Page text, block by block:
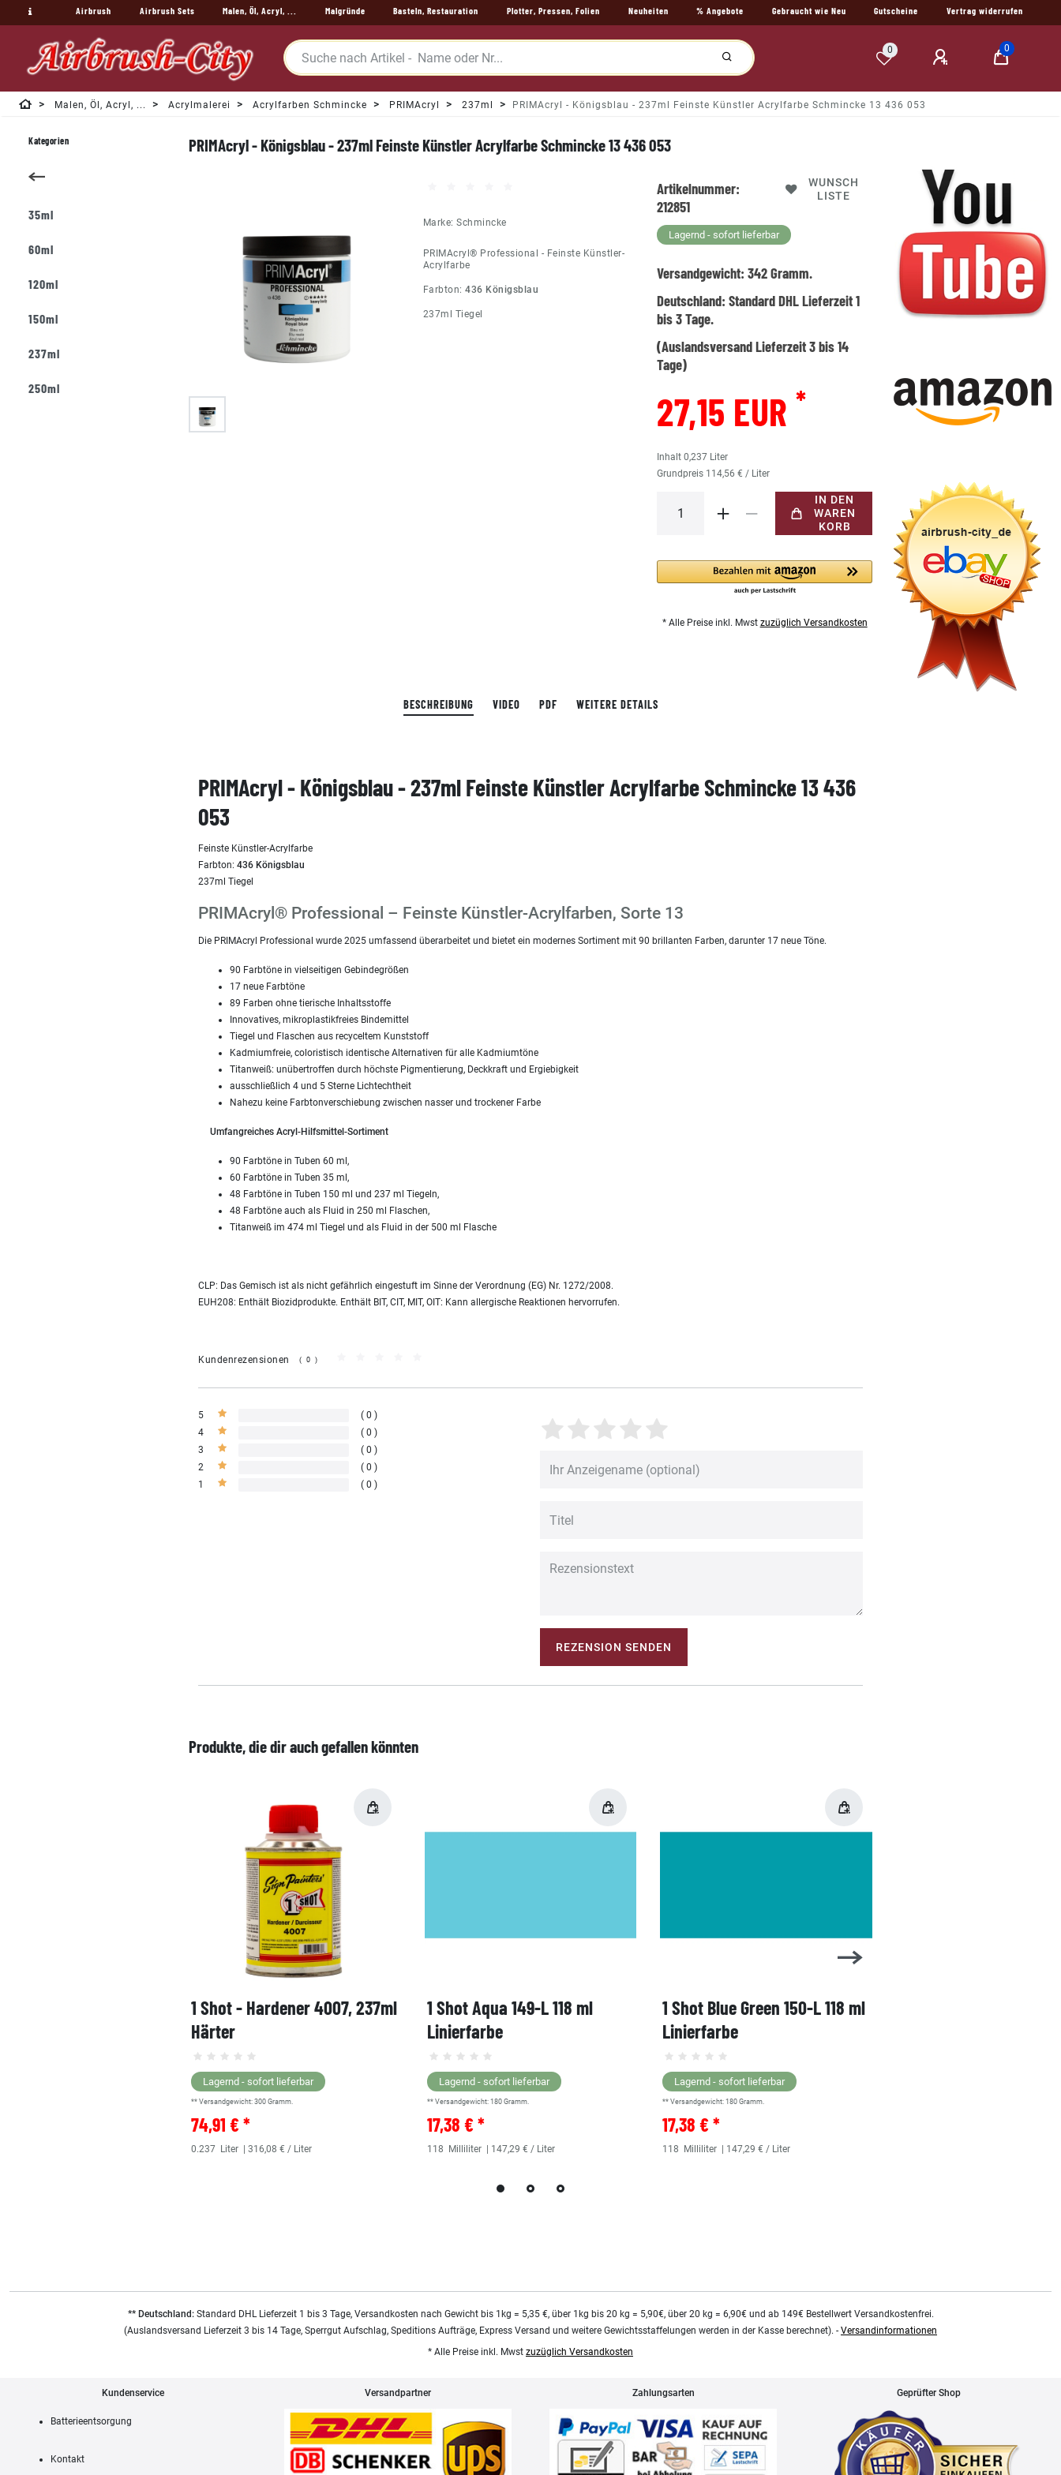
Airbrush Airbrush Sets Malen, Öl, Acryl, ... Malgründe Basteln, Restauration Plotter, Pressen, Folien Neuheiten % Angebote Gebraucht wie Neu Gutscheine Vertrag widerrufen
0 0
Malen, Öl, Acryl, ... Acrylmalerei Acrylfarben Schmincke PRIMAcryl 237ml PRIMAcryl - Königsblau - 237ml Feinste Künstler Acrylfarbe Schmincke 13 436 053
PRIMAcryl - Königsblau - 237ml Feinste Künstler Acrylfarbe Schmincke 13 436 053
Marke:Schmincke
PRIMAcryl® Professional - Feinste Künstler-
Acrylfarbe
Farbton:436 Königsblau
237ml Tiegel
Artikelnummer:
212851
WUNSCH
LISTE
Lagernd - sofort lieferbar
Versandgewicht:342Gramm.
Deutschland:Standard DHL Lieferzeit 1
bis 3 Tage.
(Auslandsversand Lieferzeit 3 bis 14
Tage)
27,15 EUR*
Inhalt0,237 Liter
Grundpreis 114,56 € / Liter
IN DEN
WAREN
KORB
* Alle Preise inkl. Mwst zuzüglich Versandkosten
BESCHREIBUNG VIDEO PDF WEITERE DETAILS
PRIMAcryl - Königsblau - 237ml Feinste Künstler Acrylfarbe Schmincke 13 436
053
Feinste Künstler-Acrylfarbe
Farbton: 436 Königsblau
237ml Tiegel
PRIMAcryl® Professional – Feinste Künstler-Acrylfarben, Sorte 13
Die PRIMAcryl Professional wurde 2025 umfassend überarbeitet und bietet ein modernes Sortiment mit 90 brillanten Farben, darunter 17 neue Töne.
90 Farbtöne in vielseitigen Gebindegrößen
17 neue Farbtöne
89 Farben ohne tierische Inhaltsstoffe
Innovatives, mikroplastikfreies Bindemittel
Tiegel und Flaschen aus recyceltem Kunststoff
Kadmiumfreie, coloristisch identische Alternativen für alle Kadmiumtöne
Titanweiß: unübertroffen durch höchste Pigmentierung, Deckkraft und Ergiebigkeit
ausschließlich 4 und 5 Sterne Lichtechtheit
Nahezu keine Farbtonverschiebung zwischen nasser und trockener Farbe
Umfangreiches Acryl-Hilfsmittel-Sortiment
90 Farbtöne in Tuben 60 ml,
60 Farbtöne in Tuben 35 ml,
48 Farbtöne in Tuben 150 ml und 237 ml Tiegeln,
48 Farbtöne auch als Fluid in 250 ml Flaschen,
Titanweiß im 474 ml Tiegel und als Fluid in der 500 ml Flasche
CLP: Das Gemisch ist als nicht gefährlich eingestuft im Sinne der Verordnung (EG) Nr. 1272/2008.
EUH208: Enthält Biozidprodukte. Enthält BIT, CIT, MIT, OIT: Kann allergische Reaktionen hervorrufen.
Kundenrezensionen (0)
5
0
4
0
3
0
2
0
1
0
REZENSION SENDEN
Produkte, die dir auch gefallen könnten
1 Shot - Hardener 4007, 237ml
Härter
Lagernd - sofort lieferbar
** Versandgewicht: 300 Gramm.
74,91 € *
0.237 Liter | 316,08 € / Liter
1 Shot Aqua 149-L 118 ml
Linierfarbe
Lagernd - sofort lieferbar
** Versandgewicht: 180 Gramm.
17,38 € *
118 Milliliter | 147,29 € / Liter
1 Shot Blue Green 150-L 118 ml
Linierfarbe
Lagernd - sofort lieferbar
** Versandgewicht:180 Gramm.
17,38 € *
118 Milliliter | 147,29 € / Liter
Kategorien
35ml
60ml
120ml
150ml
237ml
250ml
** Deutschland:Standard DHL Lieferzeit 1 bis 3 Tage, Versandkosten nach Gewicht bis 1kg = 5,35 €, über 1kg bis 20 kg = 5,90€, über 20 kg = 6,90€ und ab 149€ Bestellwert Versandkostenfrei.
(Auslandsversand Lieferzeit 3 bis 14 Tage, Sperrgut Aufschlag, Speditions Aufträge, Express Versand und weitere Gewichtsstaffelungen werden in der Kasse berechnet). - Versandinformationen
* Alle Preise inkl. Mwst zuzüglich Versandkosten
Kundenservice
Batterieentsorgung
Kontakt
Versandpartner Zahlungsarten Geprüfter Shop